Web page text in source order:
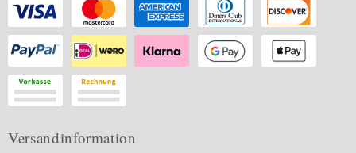
Versandinformation